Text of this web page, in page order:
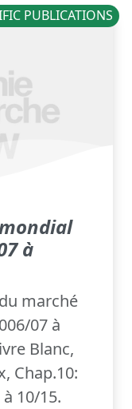
PUBLICATIONS
à
marché
07 à
Blanc,
Chap.10:
10/15.